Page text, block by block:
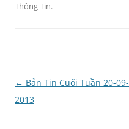
Thông Tin.
Post
navigation
← Bản Tin Cuối Tuần 20-09-
2013